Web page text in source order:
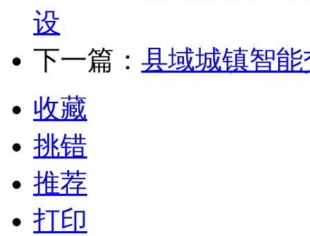
设
下一篇： 县域城镇智
收藏
挑错
推荐
打印